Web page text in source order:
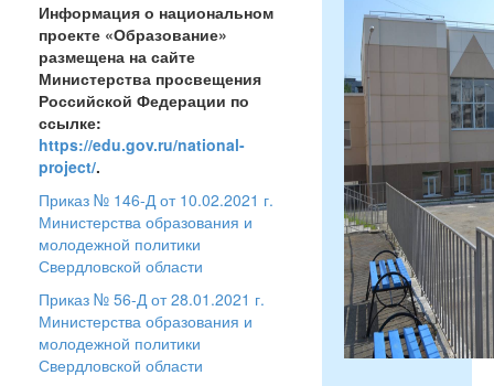
Информация о национальном
проекте «Образование»
размещена на сайте
Министерства просвещения
Российской Федерации по
ссылке:
https://edu.gov.ru/national-
project/.
Приказ № 146-Д от 10.02.2021 г.
Министерства образования и
молодежной политики
Свердловской области
Приказ № 56-Д от 28.01.2021 г.
Министерства образования и
молодежной политики
Свердловской области